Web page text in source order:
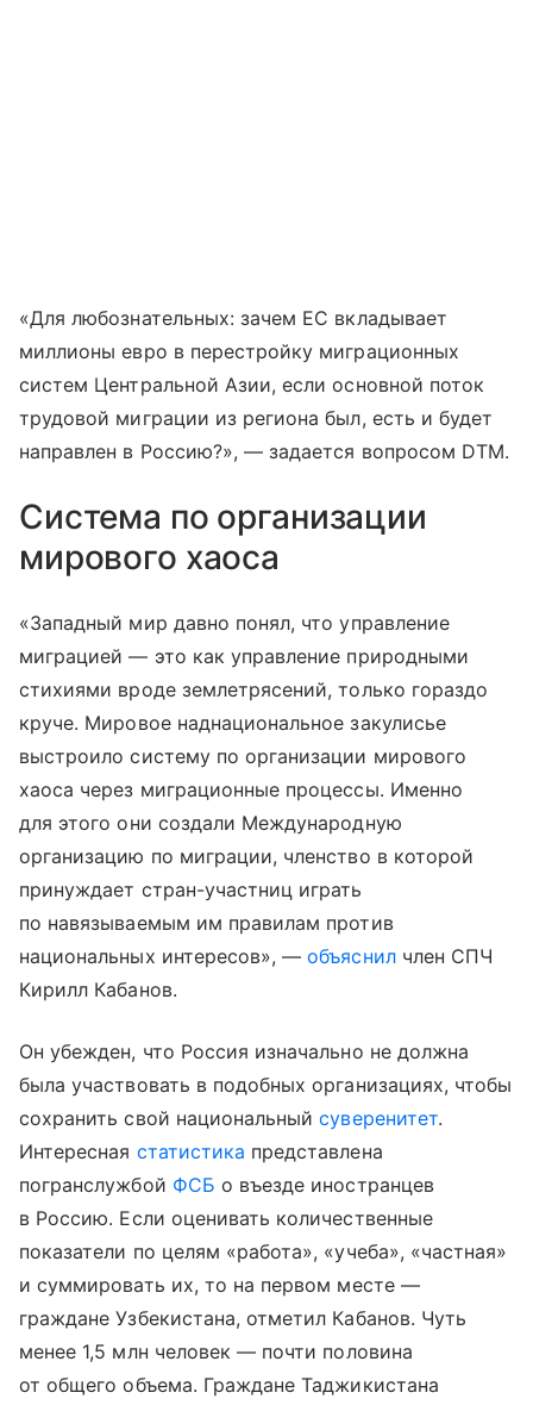
«Для любознательных: зачем ЕС вкладывает
миллионы евро в перестройку миграционных
систем Центральной Азии, если основной поток
трудовой миграции из региона был, есть и будет
направлен в Россию?», — задается вопросом DTM.
Система по организации
мирового хаоса
«Западный мир давно понял, что управление
миграцией — это как управление природными
стихиями вроде землетрясений, только гораздо
круче. Мировое наднациональное закулисье
выстроило систему по организации мирового
хаоса через миграционные процессы. Именно
для этого они создали Международную
организацию по миграции, членство в которой
принуждает стран-участниц играть
по навязываемым им правилам против
национальных интересов», —объяснилчлен СПЧ
Кирилл Кабанов.
Он убежден, что Россия изначально не должна
была участвовать в подобных организациях, чтобы
сохранить свой национальныйсуверенитет.
Интересная статистика представлена
погранслужбой ФСБ о въезде иностранцев
в Россию. Если оценивать количественные
показатели по целям «работа», «учеба», «частная»
и суммировать их, то на первом месте —
граждане Узбекистана, отметил Кабанов. Чуть
менее 1,5 млн человек — почти половина
от общего объема. Граждане Таджикистана